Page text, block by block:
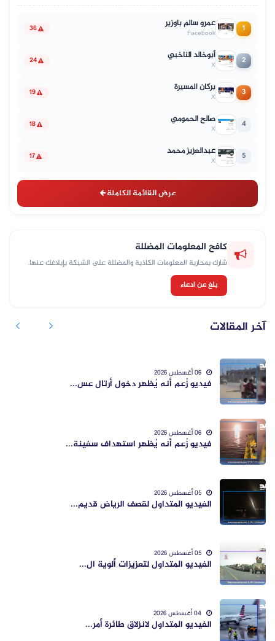
1 عمرو سالم باوزير
Facebook
36
2 أبوخالد الناخبي
X
24
3 بركان المسيرة
X
19
4 صالح الحمومي
X
18
5 عبدالعزيز محمد
X
17
عرض القائمة الكاملة
كافح المعلومات المضللة
شارك بمحاربة المعلومات الكاذبة والمضللة على الشبكة بإبلاغك عنها.
بلغ عن ادعاء
آخر المقالات
فيديو زُعم أنه يُظهر دخول أرتال عس...
فيديو زُعم أنه يُظهر استهداف سفينة...
الفيديو المتداول لقصف الرياض قديم...
الفيديو المتداول لتعزيزات ألوية ال...
الفيديو المتداول لانزلاق طائرة أمر...